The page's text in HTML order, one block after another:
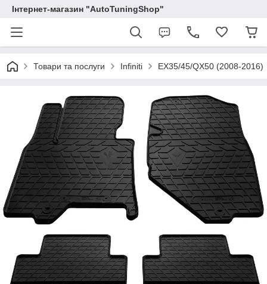
Інтернет-магазин "AutoTuningShop"
Товари та послуги Infiniti EX35/45/QX50 (2008-2016)